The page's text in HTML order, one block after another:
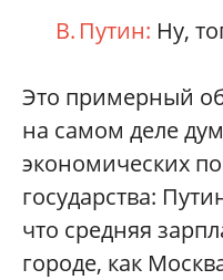
В. Путин: Ну,
Это примерный
на самом деле
экономических
государства:
что средняя
городе, как